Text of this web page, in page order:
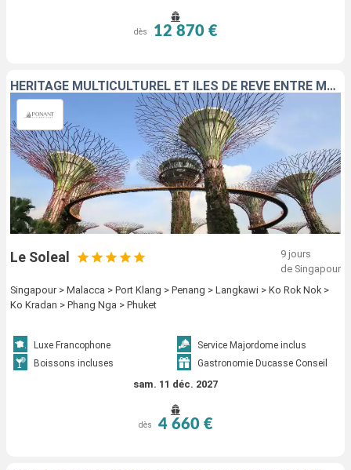
dès 12 870 €
HÉRITAGE MULTICULTUREL ET ÎLES DE RÊVE ENTRE MALAISIE ET THAÏLANDE
Le Soleal
9 jours
de Singapour
Singapour > Malacca > Port Klang > Penang > Langkawi > Ko Rok Nok >
Ko Kradan > Phang Nga > Phuket
Luxe Francophone
Service Majordome inclus
Boissons incluses
Gastronomie Ducasse Conseil
sam. 11 déc. 2027
dès 4 660 €